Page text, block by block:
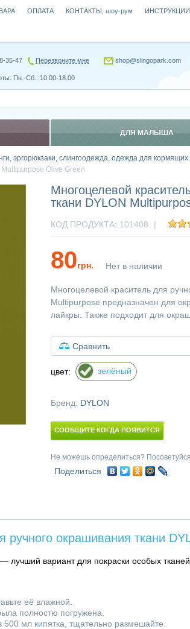
эргорюкзаки, слингоодежда, одежда для
Olive Green
Многоцелевой
ткани DYLON
КОД ПРОДУКТА: 101408 |
80грн. Нет в наличии
Многоцелевой краситель для
Multipurpose предназначен для
лайкры. Также подходит для
Сравнить
цвет: зелёный
Бренд: DYLON
СООБЩИТЕ КОГДА ПОЯВИТСЯ
Не можешь определиться?
Поделиться
ручного окрашивания ткани
— лучший вариант для покраски особых
её влажной.
полностю погружена.
500 мл кипятка, тщательно размешайте.
ОПЛАТА КОНТАКТЫ, шоу-рум ИНСТРУКЦИИ
35-47 Перезвоните мне shop@slingopark.com
Пн.-Сб.: 10.00-18.00
ДЛЯ МАЛЫША